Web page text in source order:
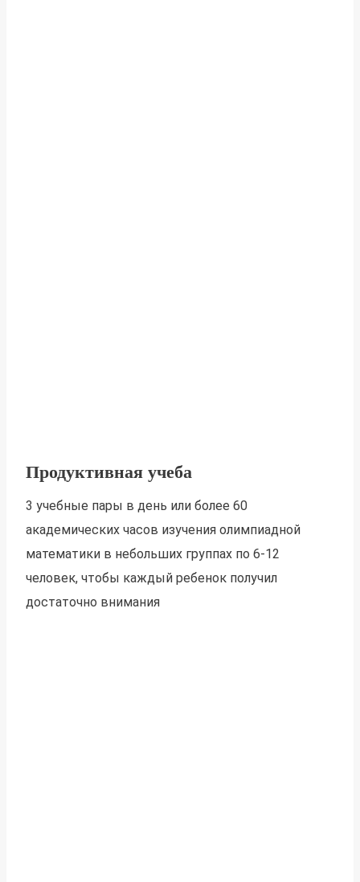
Продуктивная учеба
3 учебные пары в день или более 60
академических часов изучения олимпиадной
математики в небольших группах по 6-12
человек, чтобы каждый ребенок получил
достаточно внимания